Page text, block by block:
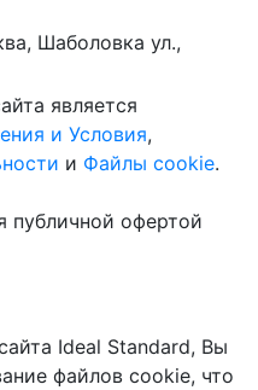
Шаболовка ул.,
является
и Условия,
и Файлы cookie.
публичной офертой
Ideal Standard, Вы
файлов cookie, что